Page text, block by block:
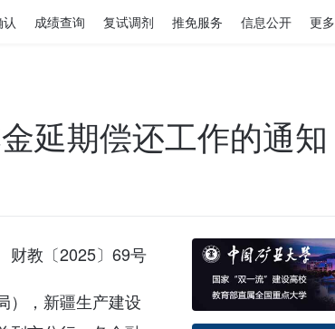
成绩查询 复试调剂 推免服务 信息公开 更多
延期偿还工作的通知
财教〔2025〕69号
），新疆生产建设